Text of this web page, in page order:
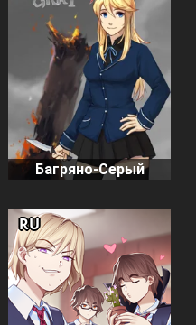
Багряно-Серый
RU